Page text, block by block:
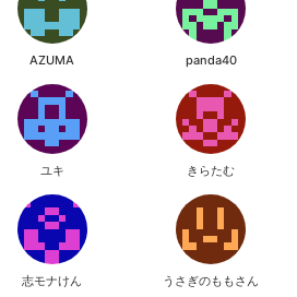
AZUMA panda40
ユキ きらたむ
志モナけん うさぎのももさん